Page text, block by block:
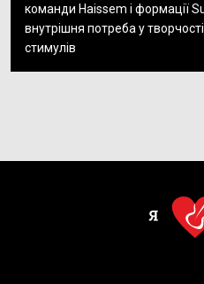
команди Haissem і формації
внутрішня потреба у
стимулів